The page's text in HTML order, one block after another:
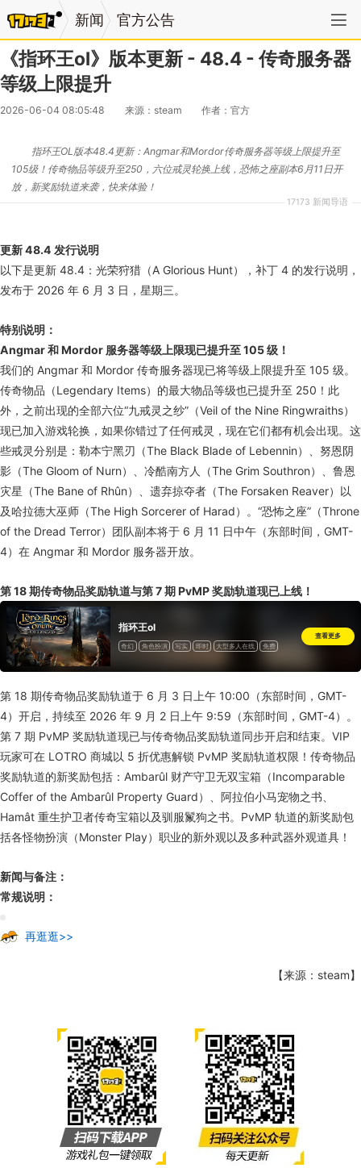
新闻 官方公告
《指环王ol》版本更新 - 48.4 - 传奇服务器
等级上限提升
2026-06-04 08:05:48 来源：steam 作者：官方
17173 新闻导语
指环王OL版本48.4更新：Angmar和Mordor传奇服务器等级上限提升至
105级！传奇物品等级升至250，六位戒灵轮换上线，恐怖之座副本6月11日开
放，新奖励轨道来袭，快来体验！
更新 48.4 发行说明
以下是更新 48.4：光荣狩猎（A Glorious Hunt），补丁 4 的发行说明，
发布于 2026 年 6 月 3 日，星期三。
特别说明：
Angmar 和 Mordor 服务器等级上限现已提升至 105 级！
我们的 Angmar 和 Mordor 传奇服务器现已将等级上限提升至 105 级。
传奇物品（Legendary Items）的最大物品等级也已提升至 250！此
外，之前出现的全部六位“九戒灵之纱”（Veil of the Nine Ringwraiths）
现已加入游戏轮换，如果你错过了任何戒灵，现在它们都有机会出现。这
些戒灵分别是：勒本宁黑刃（The Black Blade of Lebennin）、努恩阴
影（The Gloom of Nurn）、冷酷南方人（The Grim Southron）、鲁恩
灾星（The Bane of Rhûn）、遗弃掠夺者（The Forsaken Reaver）以
及哈拉德大巫师（The High Sorcerer of Harad）。“恐怖之座”（Throne
of the Dread Terror）团队副本将于 6 月 11 日中午（东部时间，GMT-
4）在 Angmar 和 Mordor 服务器开放。
第 18 期传奇物品奖励轨道与第 7 期 PvMP 奖励轨道现已上线！
指环王ol
奇幻 角色扮演 写实 即时 大型多人在线 免费
查看更多
第 18 期传奇物品奖励轨道于 6 月 3 日上午 10:00（东部时间，GMT-
4）开启，持续至 2026 年 9 月 2 日上午 9:59（东部时间，GMT-4）。
第 7 期 PvMP 奖励轨道现已与传奇物品奖励轨道同步开启和结束。VIP
玩家可在 LOTRO 商城以 5 折优惠解锁 PvMP 奖励轨道权限！传奇物品
奖励轨道的新奖励包括：Ambarûl 财产守卫无双宝箱（Incomparable
Coffer of the Ambarûl Property Guard）、阿拉伯小马宠物之书、
Hamât 重生护卫者传奇宝箱以及驯服鬣狗之书。PvMP 轨道的新奖励包
括各怪物扮演（Monster Play）职业的新外观以及多种武器外观道具！
新闻与备注：
常规说明：
再逛逛>>
【来源：steam】